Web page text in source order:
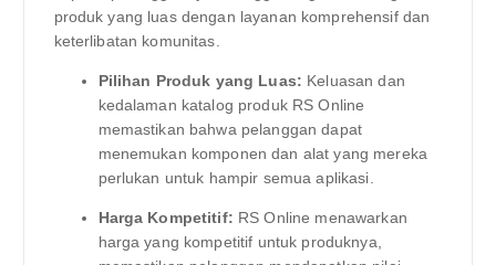
produk yang luas dengan layanan komprehensif dan
keterlibatan komunitas.
Pilihan Produk yang Luas: Keluasan dan
kedalaman katalog produk RS Online
memastikan bahwa pelanggan dapat
menemukan komponen dan alat yang mereka
perlukan untuk hampir semua aplikasi.
Harga Kompetitif: RS Online menawarkan
harga yang kompetitif untuk produknya,